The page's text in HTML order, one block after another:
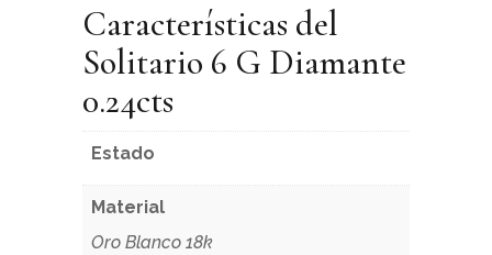
Características del
Solitario 6 G Diamante
0.24cts
Estado
Material
Oro Blanco 18k